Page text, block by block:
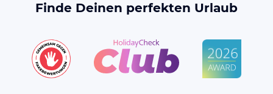
Finde Deinen perfekten Urlaub